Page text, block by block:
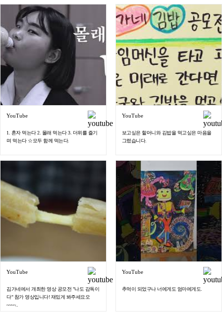
YouTube
1. 혼자 먹는다 2. 몰래 먹는다 3. 더위를 즐기
며 먹는다 ☆모두 함께 먹는다.
YouTube
보고싶은 할머니와 김밥을 먹고싶은 마음을
그렸습니다.
YouTube
김가네에서 개최한 영상 공모전 "나도 감독이
다" 참가 영상입니다! 재밌게 봐주세요오
~~~~..
YouTube
추억이 되었구나 너에게도 엄마에게도.